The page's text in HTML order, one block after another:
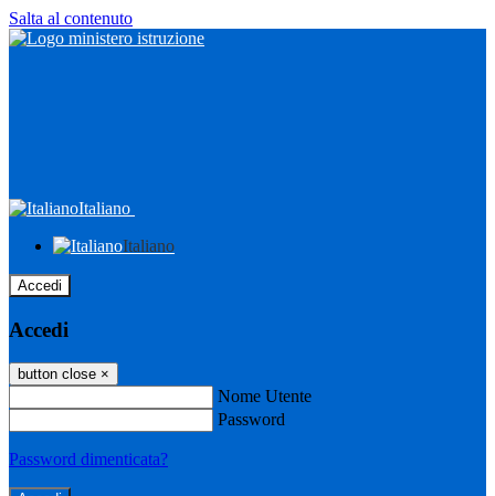
Salta al contenuto
Italiano
Italiano
Accedi
Accedi
button close ×
Nome Utente
Password
Password dimenticata?